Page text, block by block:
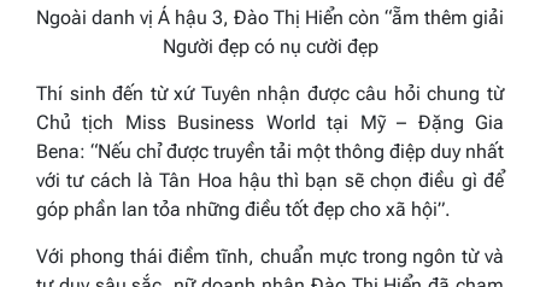
Ngoài danh vị Á hậu 3, Đào Thị Hiển còn “ẵm thêm giải
Người đẹp có nụ cười đẹp
Thí sinh đến từ xứ Tuyên nhận được câu hỏi chung từ
Chủ tịch Miss Business Worldtại Mỹ– Đặng Gia
Bena: “Nếu chỉ được truyền tải một thông điệp duy nhất
với tư cách là Tân Hoa hậu thì bạn sẽ chọn điều gì để
góp phần lan tỏa những điều tốt đẹp cho xã hội”.
Với phong thái điềm tĩnh, chuẩn mực trong ngôn từ và